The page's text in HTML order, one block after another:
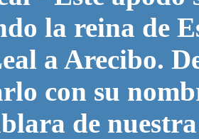
la reina de
a Arecibo.
con su
de